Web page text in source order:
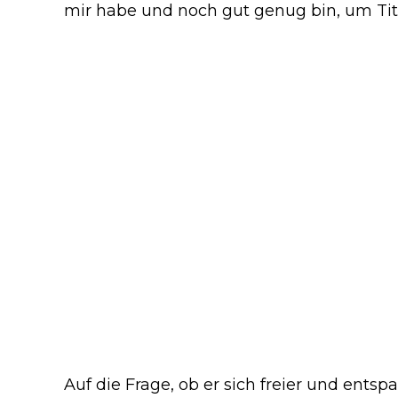
mir habe und noch gut genug bin, um
Auf die Frage, ob er sich freier und